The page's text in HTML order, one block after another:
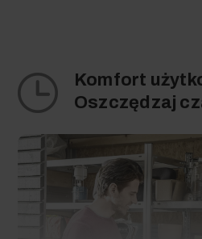
Komfort
Oszczędzaj